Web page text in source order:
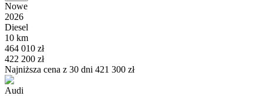
Nowe
2026
Diesel
10 km
464 010 zł
422 200 zł
Najniższa cena z 30 dni 421 300 zł
Audi